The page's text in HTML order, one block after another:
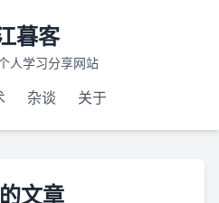
暮客
人学习分享网站
杂谈 关于
的文章